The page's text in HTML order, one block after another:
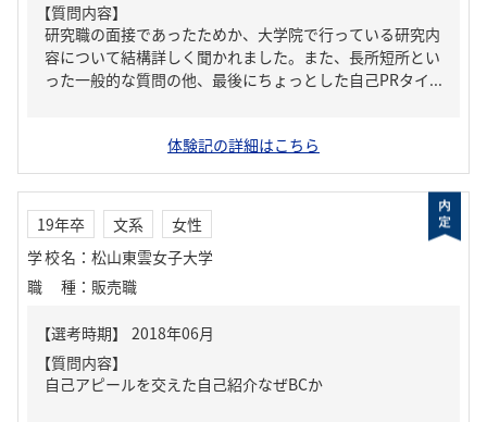
【質問内容】
研究職の面接であったためか、大学院で行っている研究内
容について結構詳しく聞かれました。また、長所短所とい
った一般的な質問の他、最後にちょっとした自己PRタイ...
体験記の詳細はこちら
19年卒 文系
女性
学校名 ： 松山東雲女子大学
職種 ： 販売職
【質問内容】
自己アピールを交えた自己紹介なぜBCか